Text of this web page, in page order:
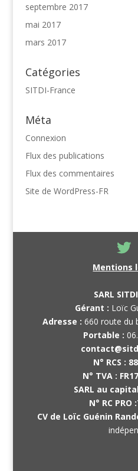
septembre 2017
mai 2017
mars 2017
Catégories
SITDI-France
Méta
Connexion
Flux des publications
Flux des commentaires
Site de WordPress-FR
Mentions
SARL
Gérant : Loïc
Adresse : 660 route du
Portable :
N° RCS :
N° TVA :
SARL au
N° RC PRO :
CV de Loïc Guénin